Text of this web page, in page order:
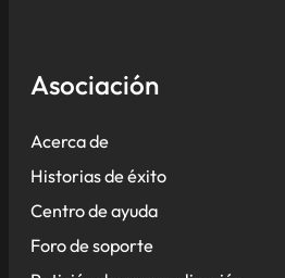
Asociación
Acerca de
Historias de éxito
Centro de ayuda
Foro de soporte